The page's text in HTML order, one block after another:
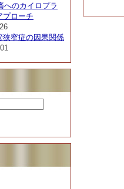
のカイロプラ
プローチ
狭窄症の因果関係